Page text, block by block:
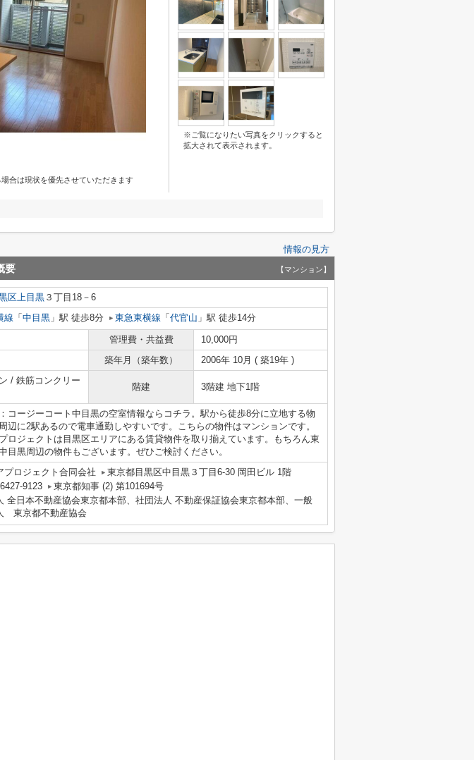
合は現状を優先させていただきます
※ご覧になりたい写真をクリックすると
拡大されて表示されます。
情報の見方
要 【マンション】
区上目黒 ３丁目18－6
線 「 中目黒 」駅 徒歩8分 東急東横線 「 代官山 」駅 徒歩14分
管理費・共益費
10,000円
築年月（築年数） 2006年 10月 ( 築19年 )
/ 鉄筋コンクリー
階建 3階建 地下1階
コージーコート中目黒の空室情報ならコチラ。駅から徒歩8分に立地する物
辺に2駅あるので電車通勤しやすいです。こちらの物件はマンションです。
ロジェクトは目黒区エリアにある賃貸物件を取り揃えています。もちろん東
目黒周辺の物件もございます。ぜひご検討ください。
プロジェクト合同会社
東京都目黒区中目黒３丁目6-30 岡田ビル 1階
9123
東京都知事 (2) 第101694号
全日本不動産協会東京都本部、社団法人 不動産保証協会東京都本部、一般
東京都不動産協会